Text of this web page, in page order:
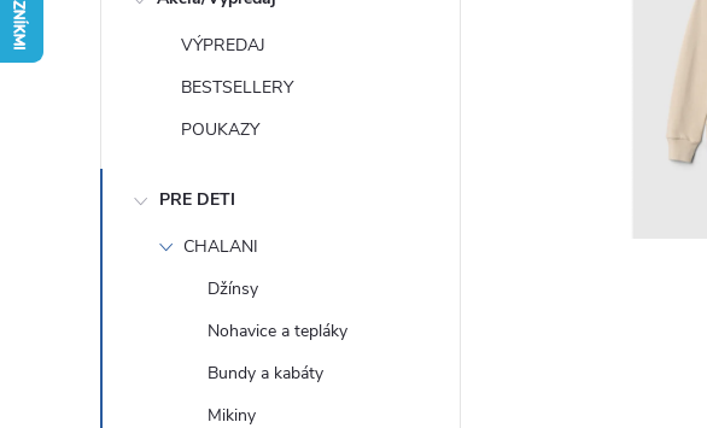
VÝPREDAJ
BESTSELLERY
POUKAZY
PRE DETI
CHALANI
Džínsy
Nohavice a tepláky
Bundy a kabáty
Mikiny